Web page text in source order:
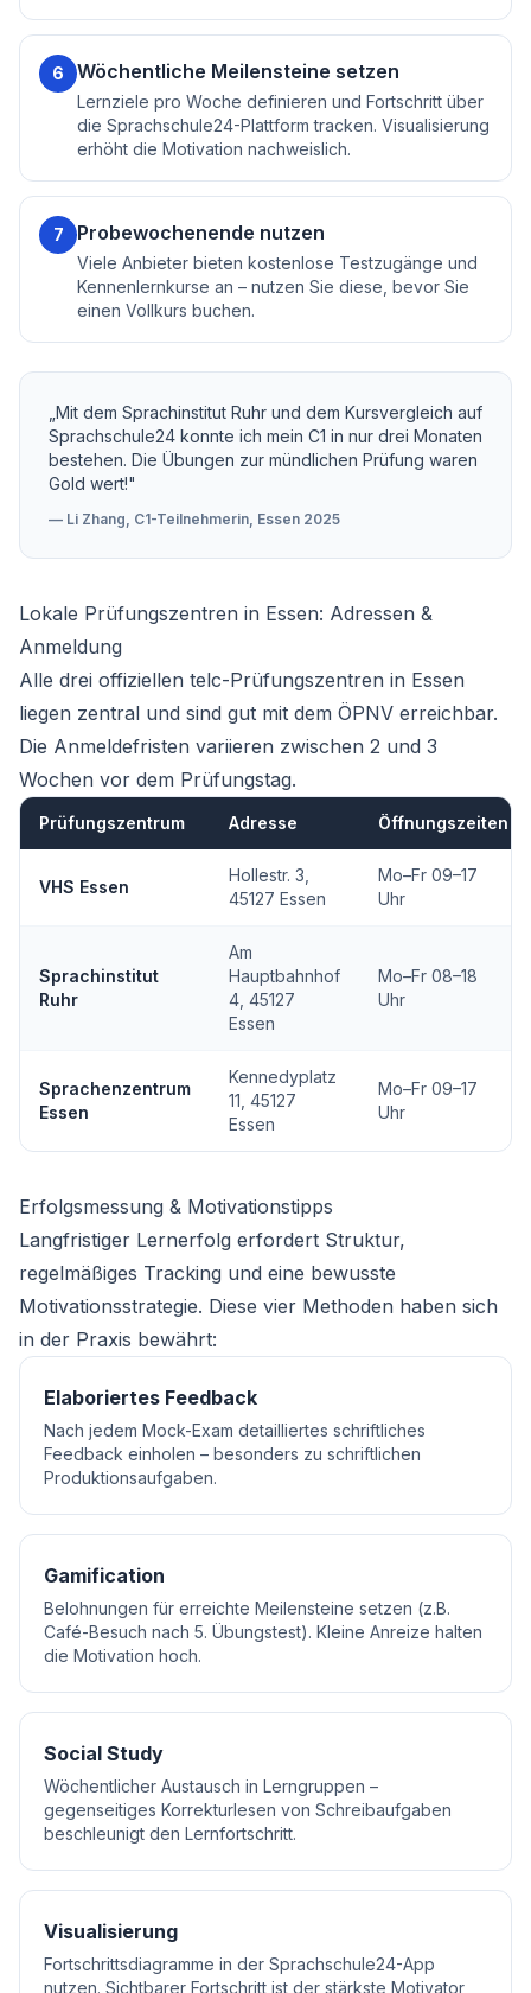
6 Wöchentliche Meilensteine setzen
Lernziele pro Woche definieren und Fortschritt über
die Sprachschule24-Plattform tracken. Visualisierung
erhöht die Motivation nachweislich.
7 Probewochenende nutzen
Viele Anbieter bieten kostenlose Testzugänge und
Kennenlernkurse an – nutzen Sie diese, bevor Sie
einen Vollkurs buchen.
„Mit dem Sprachinstitut Ruhr und dem Kursvergleich auf
Sprachschule24 konnte ich mein C1 in nur drei Monaten
bestehen. Die Übungen zur mündlichen Prüfung waren
Gold wert!"
— Li Zhang, C1-Teilnehmerin, Essen 2025
Lokale Prüfungszentren in Essen: Adressen &
Anmeldung
Alle drei offiziellen telc-Prüfungszentren in Essen
liegen zentral und sind gut mit dem ÖPNV erreichbar.
Die Anmeldefristen variieren zwischen 2 und 3
Wochen vor dem Prüfungstag.
Prüfungszentrum Adresse Öffnungszeiten
VHS Essen
Hollestr. 3,
45127 Essen
Mo–Fr 09–17
Uhr
Sprachinstitut
Ruhr
Am
Hauptbahnhof
4, 45127
Essen
Mo–Fr 08–18
Uhr
Sprachenzentrum
Essen
Kennedyplatz
11, 45127
Essen
Mo–Fr 09–17
Uhr
Erfolgsmessung & Motivationstipps
Langfristiger Lernerfolg erfordert Struktur,
regelmäßiges Tracking und eine bewusste
Motivationsstrategie. Diese vier Methoden haben sich
in der Praxis bewährt:
Elaboriertes Feedback
Nach jedem Mock-Exam detailliertes schriftliches
Feedback einholen – besonders zu schriftlichen
Produktionsaufgaben.
Gamification
Belohnungen für erreichte Meilensteine setzen (z.B.
Café-Besuch nach 5. Übungstest). Kleine Anreize halten
die Motivation hoch.
Social Study
Wöchentlicher Austausch in Lerngruppen –
gegenseitiges Korrekturlesen von Schreibaufgaben
beschleunigt den Lernfortschritt.
Visualisierung
Fortschrittsdiagramme in der Sprachschule24-App
nutzen. Sichtbarer Fortschritt ist der stärkste Motivator